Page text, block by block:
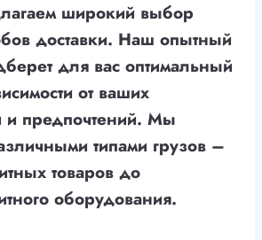
широкий выбор
доставки. Наш опытный
для вас оптимальный
от ваших
и предпочтений. Мы
типами грузов –
товаров до
оборудования.